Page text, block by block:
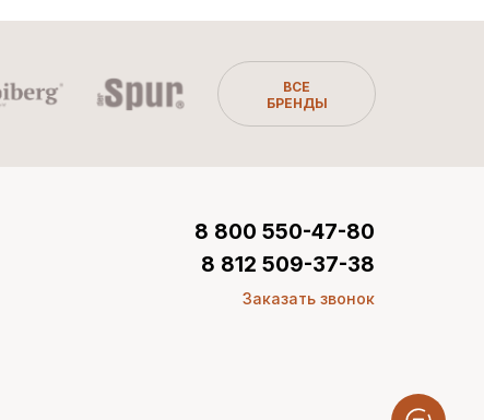
ВСЕ
БРЕНДЫ
8 800 550-47-80
8 812 509-37-38
Заказать звонок